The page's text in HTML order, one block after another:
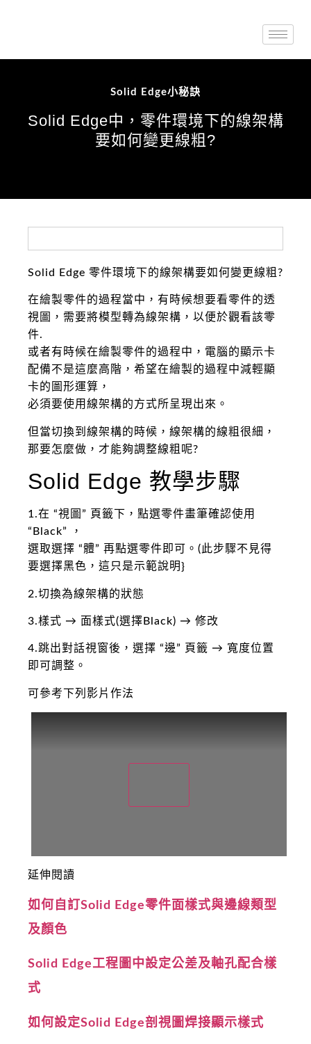
Solid Edge小秘訣
Solid Edge中，零件環境下的線架構
要如何變更線粗?
Solid Edge 零件環境下的線架構要如何變更線粗?
在繪製零件的過程當中，有時候想要看零件的透
視圖，需要將模型轉為線架構，以便於觀看該零
件.
或者有時候在繪製零件的過程中，電腦的顯示卡
配備不是這麼高階，希望在繪製的過程中減輕顯
卡的圖形運算，
必須要使用線架構的方式所呈現出來。
但當切換到線架構的時候，線架構的線粗很細，
那要怎麼做，才能夠調整線粗呢?
Solid Edge 教學步驟
1.在 “視圖” 頁籤下，點選零件畫筆確認使用
“Black” ，
選取選擇 “體” 再點選零件即可。(此步驟不見得
要選擇黑色，這只是示範說明}
2.切換為線架構的狀態
3.樣式 → 面樣式(選擇Black) → 修改
4.跳出對話視窗後，選擇 “邊” 頁籤 → 寬度位置
即可調整。
可參考下列影片作法
延伸閱讀
如何自訂Solid Edge零件面樣式與邊線類型
及顏色
Solid Edge工程圖中設定公差及軸孔配合樣
式
如何設定Solid Edge剖視圖焊接顯示樣式